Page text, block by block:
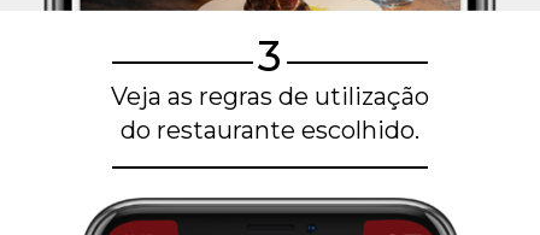
3
Veja as regras de utilização
do restaurante escolhido.